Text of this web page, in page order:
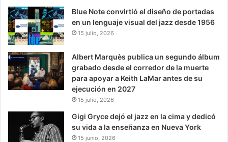
Blue Note convirtió el diseño de portadas
en un lenguaje visual del jazz desde 1956
15 julio, 2026
Albert Marquès publica un segundo álbum
grabado desde el corredor de la muerte
para apoyar a Keith LaMar antes de su
ejecución en 2027
15 julio, 2026
Gigi Gryce dejó el jazz en la cima y dedicó
su vida a la enseñanza en Nueva York
15 junio, 2026